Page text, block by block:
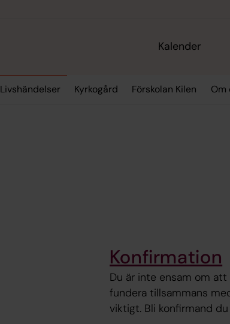
Kalender
Livshändelser Kyrkogård Förskolan Kilen Om
Konfirmation
Du är inte ensam om
fundera tillsammans
viktigt. Bli konfirmand du